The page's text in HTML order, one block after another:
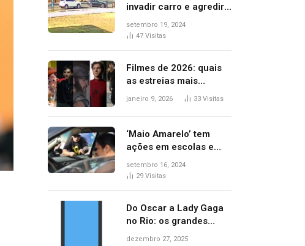
invadir carro e agredir
delegado aposentado
durante confusão no
setembro 19, 2024
47 Visitas
Filmes de 2026: quais
as estreias mais
aguardadas do ano?
janeiro 9, 2026 33 Visitas
‘Maio Amarelo’ tem
ações em escolas e
ruas para prevenir
acidentes no trânsito
setembro 16, 2024
29 Visitas
Do Oscar a Lady Gaga
no Rio: os grandes
marcos da cultura em
dezembro 27, 2025